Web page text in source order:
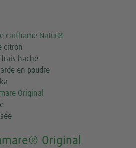
carthame Natur®
citron
frais haché
en poudre
Original
Original